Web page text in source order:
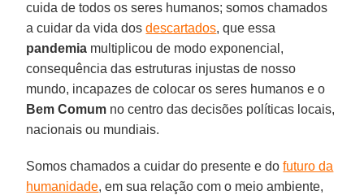
cuida de todos os seres humanos; somos chamados
a cuidar da vida dosdescartados, que essa
pandemia multiplicou de modo exponencial,
consequência das estruturas injustas de nosso
mundo, incapazes de colocar os seres humanos e o
Bem Comum no centro das decisões políticas locais,
nacionais ou mundiais.
Somos chamados a cuidar do presente e dofuturo da
humanidade, em sua relação com o meio ambiente,